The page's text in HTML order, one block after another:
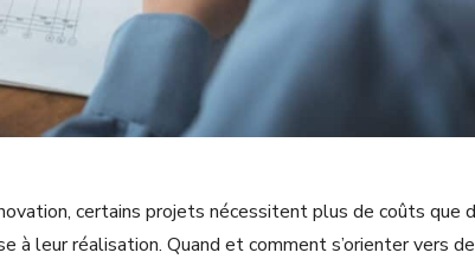
certains projets nécessitent plus de coûts que
à leur réalisation. Quand et comment s’orienter vers